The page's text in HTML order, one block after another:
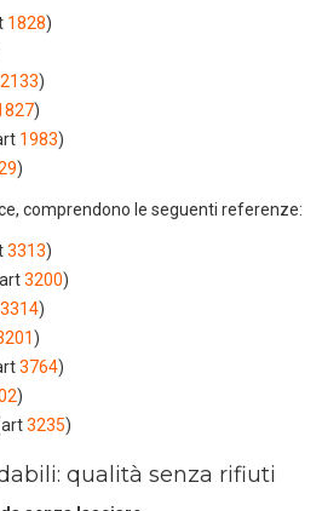
1828)
2133)
)
1983)
)
comprendono le seguenti referenze:
3313)
3200)
3314)
)
3764)
)
3235)
qualità senza rifiuti